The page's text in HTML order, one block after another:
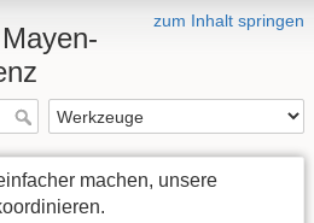
zum Inhalt springen
machen, unsere